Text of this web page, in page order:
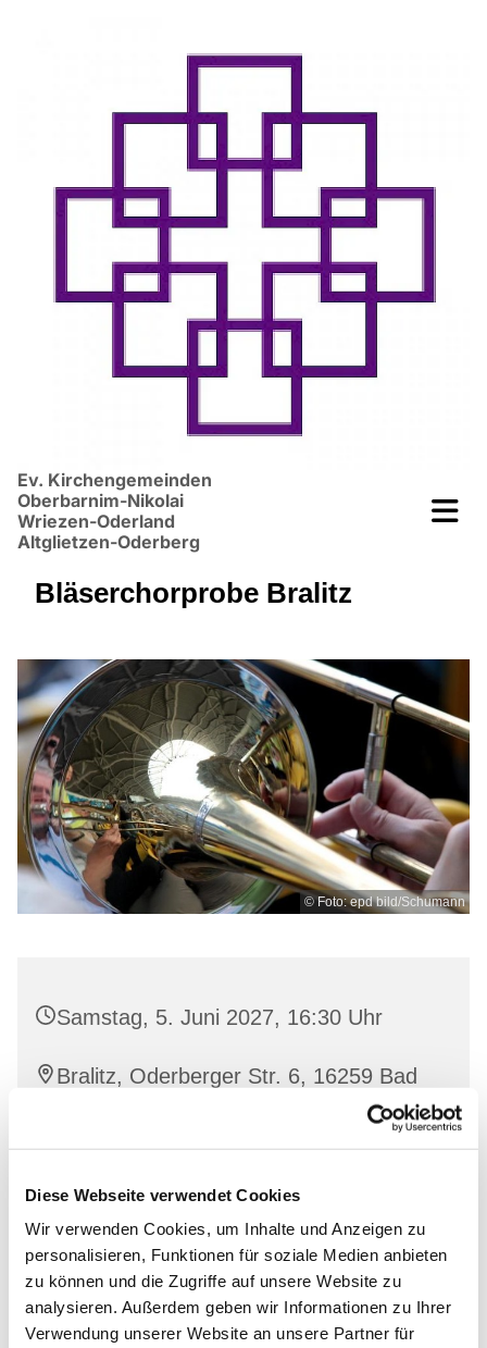
Diese Webseite verwendet Cookies
Wir verwenden Cookies, um Inhalte und Anzeigen zu
personalisieren, Funktionen für soziale Medien anbieten
zu können und die Zugriffe auf unsere Website zu
analysieren. Außerdem geben wir Informationen zu Ihrer
Verwendung unserer Website an unsere Partner für
Ev. Kirchengemeinden
Oberbarnim-Nikolai
Wriezen-Oderland
Altglietzen-Oderberg
Bläserchorprobe Bralitz
© Foto: epd bild/Schumann
Samstag, 5. Juni 2027, 16:30 Uhr
Bralitz, Oderberger Str. 6, 16259 Bad
Interessierte sind herzlich willkommen!